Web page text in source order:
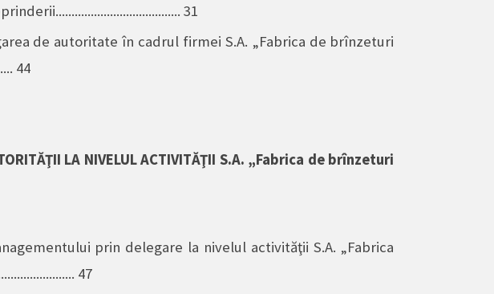
31
de autoritate în cadrul firmei S.A. „Fabrica de brînzeturi
44
LA NIVELUL ACTIVITĂŢII S.A. „Fabrica de brînzeturi
prin delegare la nivelul activităţii S.A. „Fabrica
47